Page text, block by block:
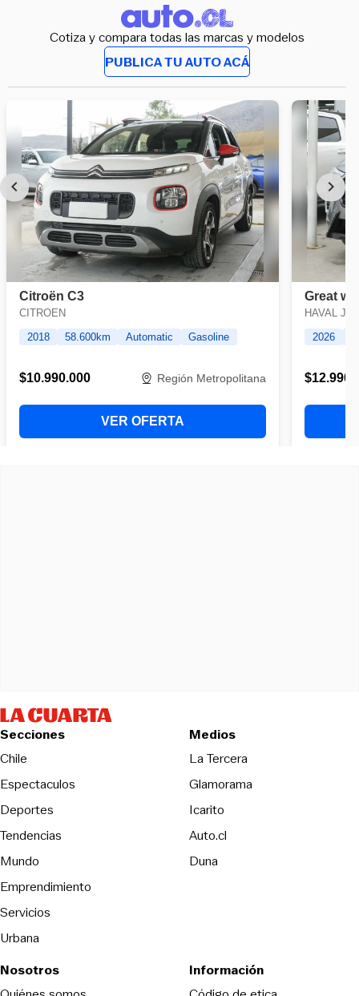
Cotiza y compara todas las marcas y modelos
PUBLICA TU AUTO ACÁ
Secciones
Chile
Espectaculos
Deportes
Tendencias
Mundo
Emprendimiento
Servicios
Urbana
Medios
La TerceraOpens in new
Glamorama
Icarito
Auto.cl
DunaOpens in new window
Nosotros
Información